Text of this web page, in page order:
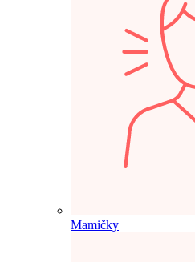
Mamičky